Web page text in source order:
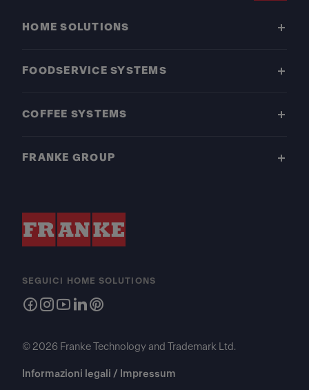
HOME SOLUTIONS
FOODSERVICE SYSTEMS
COFFEE SYSTEMS
FRANKE GROUP
SEGUICI HOME SOLUTIONS
© 2026 Franke Technology and Trademark Ltd.
Informazioni legali / Impressum